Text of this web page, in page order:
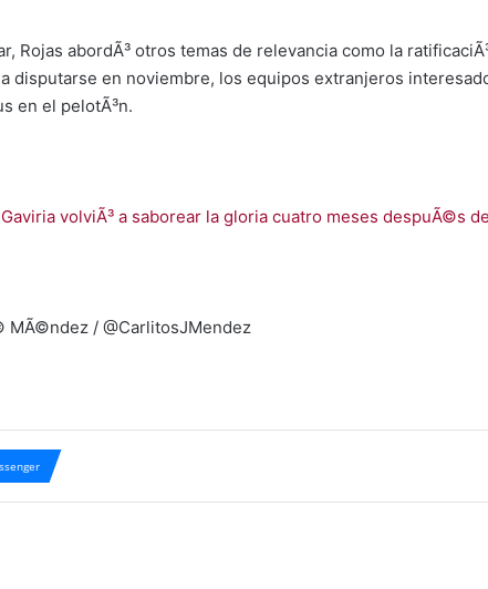
Rojas abordÃ³ otros temas de relevancia como la
disputarse en noviembre, los equipos extranjeros
en el pelotÃ³n.
volviÃ³ a saborear la gloria cuatro meses despuÃ©s
MÃ©ndez / @CarlitosJMendez